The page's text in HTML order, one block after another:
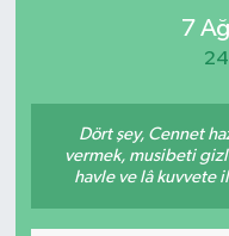
7
Dört şey, Cennet
vermek, musibeti
havle ve lâ kuvvete
BİLİM VE
Yaşam
Tarih
Çevre